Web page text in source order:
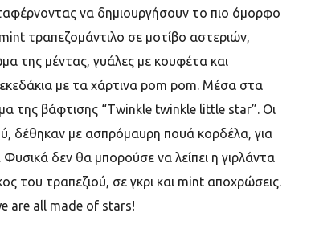
να δημιουργήσουν το πιο όμορφο
τραπεζομάντιλο σε μοτίβο αστεριών,
της μέντας, γυάλες με κουφέτα και
με τα χάρτινα pom pom. Μέσα στα
της βάφτισης “Τwinkle twinkle little star”. Οι
δέθηκαν με ασπρόμαυρη πουά κορδέλα, για
δεν θα μπορούσε να λείπει η γιρλάντα
του τραπεζιού, σε γκρι και mint αποχρώσεις.
are all made of stars!